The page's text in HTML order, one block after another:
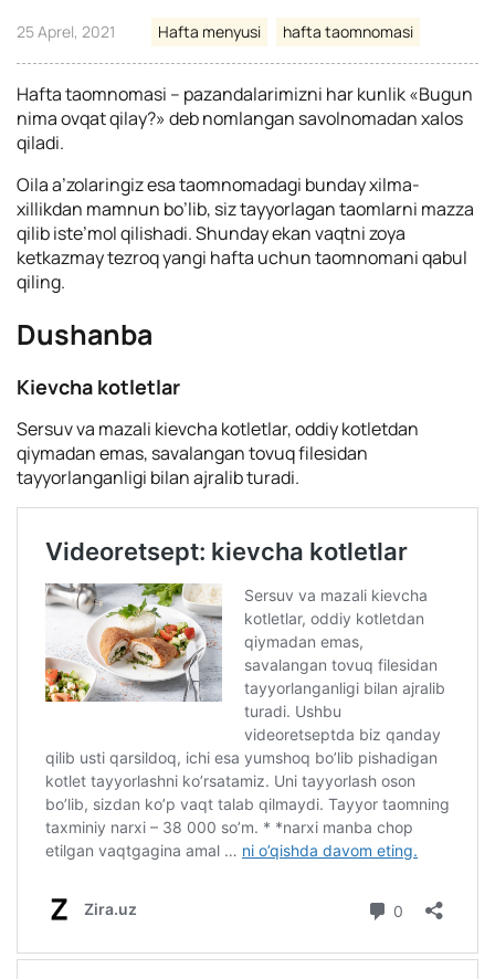
25 Aprel, 2021 Hafta menyusi hafta taomnomasi
Hafta taomnomasi – pazandalarimizni har kunlik «Bugun
nima ovqat qilay?» deb nomlangan savolnomadan xalos
qiladi.
Oila a’zolaringiz esa taomnomadagi bunday xilma-
xillikdan mamnun bo’lib, siz tayyorlagan taomlarni mazza
qilib iste’mol qilishadi. Shunday ekan vaqtni zoya
ketkazmay tezroq yangi hafta uchun taomnomani qabul
qiling.
Dushanba
Kievcha kotletlar
Sersuv va mazali kievcha kotletlar, oddiy kotletdan
qiymadan emas, savalangan tovuq filesidan
tayyorlanganligi bilan ajralib turadi.